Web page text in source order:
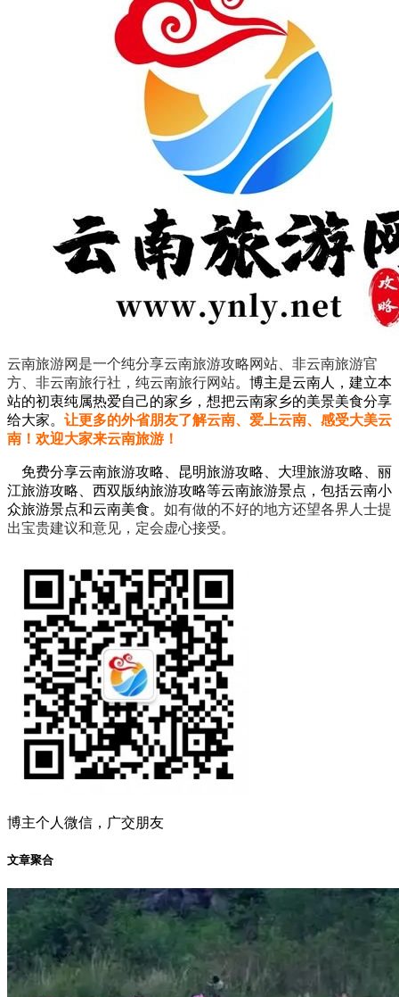
云南旅游网是一个纯分享云南旅游攻略网站、非云南旅游官
方、非云南旅行社，纯云南旅行网站。 博主是云南人，建立本
站的初衷纯属热爱自己的家乡，想把云南家乡的美景美食分享
给大家。 让更多的外省朋友了解云南、爱上云南、感受大美云
南！欢迎大家来云南旅游！
免费分享云南旅游攻略、昆明旅游攻略、大理旅游攻略、丽
江旅游攻略、西双版纳旅游攻略等云南旅游景点，包括云南小
众旅游景点和云南美食。 如有做的不好的地方还望各界人士提
出宝贵建议和意见，定会虚心接受。
博主个人微信，广交朋友
文章聚合